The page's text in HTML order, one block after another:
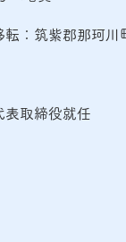
：筑紫郡那珂川
取締役就任